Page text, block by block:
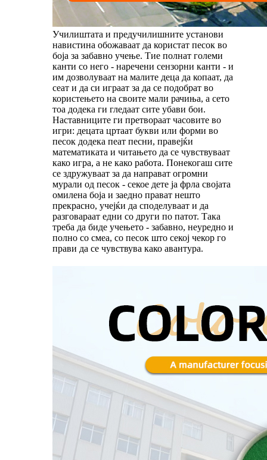
Училиштата и предучилишните установи
навистина обожаваат да користат песок во
боја за забавно учење. Тие полнат големи
канти со него - наречени сензорни канти - и
им дозволуваат на малите деца да копаат, да
сеат и да си играат за да се подобрат во
користењето на своите мали рачиња, а сето
тоа додека ги гледаат сите убави бои.
Наставниците ги претвораат часовите во
игри: децата цртаат букви или форми во
песок додека пеат песни, правејќи
математиката и читањето да се чувствуваат
како игра, а не како работа. Понекогаш сите
се здружуваат за да направат огромни
мурали од песок - секое дете ја фрла својата
омилена боја и заедно прават нешто
прекрасно, учејќи да споделуваат и да
разговараат едни со други по патот. Така
треба да биде учењето - забавно, неуредно и
полно со смеа, со песок што секој чекор го
прави да се чувствува како авантура.